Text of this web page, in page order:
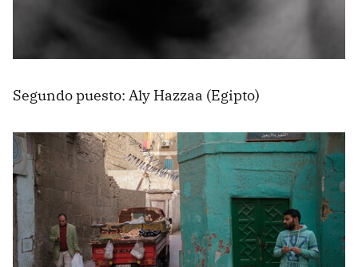
Segundo puesto: Aly Hazzaa (Egipto)